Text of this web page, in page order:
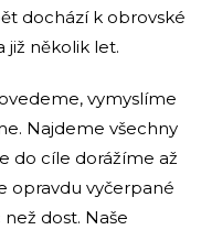
dochází k obrovské
již několik let.
vymyslíme
Najdeme všechny
do cíle dorážíme až
opravdu vyčerpané
dost. Naše